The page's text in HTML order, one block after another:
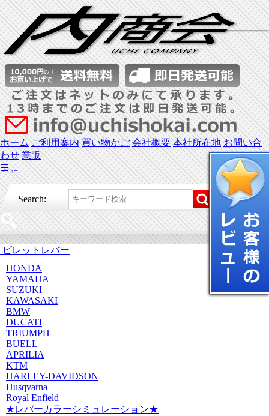
ホーム ご利用案内 買い物かご 会社概要 本社所在地 お問い合
わせ 業販
☰
メニュー
Search:
ビレットレバー
HONDA
YAMAHA
SUZUKI
KAWASAKI
BMW
DUCATI
TRIUMPH
BUELL
APRILIA
KTM
HARLEY-DAVIDSON
Husqvarna
Royal Enfield
★レバーカラーシミュレーション★